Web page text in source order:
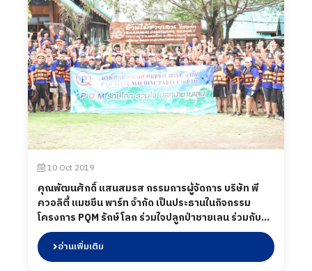
10 Oct 2019
คุณพัฒนศักดิ์ แสนสมรส กรรมการผู้จัดการ บริษัท พี
ควอลิตี้ แมชชีน พาร์ท จำกัด เป็นประธานในกิจกรรม
โครงการ PQM รักษ์โลก ร่วมใจปลูกป่าชายเลน ร่วมกับ
พนักงานกว่า 300คน ปลูกต้นไม้ จำนวนกว่า 600 ต้น เพื่อ
เป็นการอนุรักษ์ธรรมชาติ ตลอดจนมีการศึกษาการดำรง
ความเป็นอยู่วิถีชาวเล ตลอดสองฝั่งน้ำ ณ พื้นที่ ตใคลอง
อ่านเพิ่มเติม